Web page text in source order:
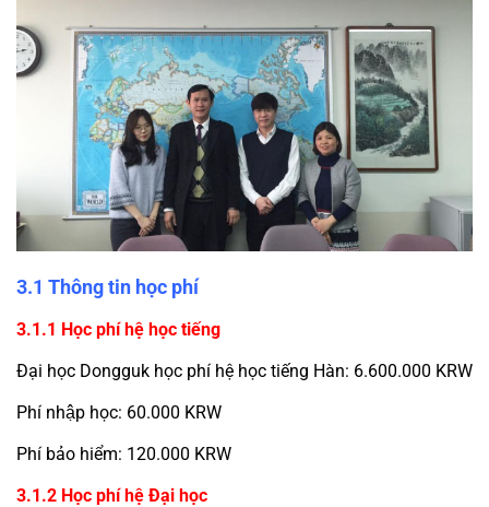
3.1 Thông tin học phí
3.1.1 Học phí hệ học tiếng
Đại học Dongguk học phí hệ học tiếng Hàn: 6.600.000 KRW
Phí nhập học: 60.000 KRW
Phí bảo hiểm: 120.000 KRW
3.1.2 Học phí hệ Đại học